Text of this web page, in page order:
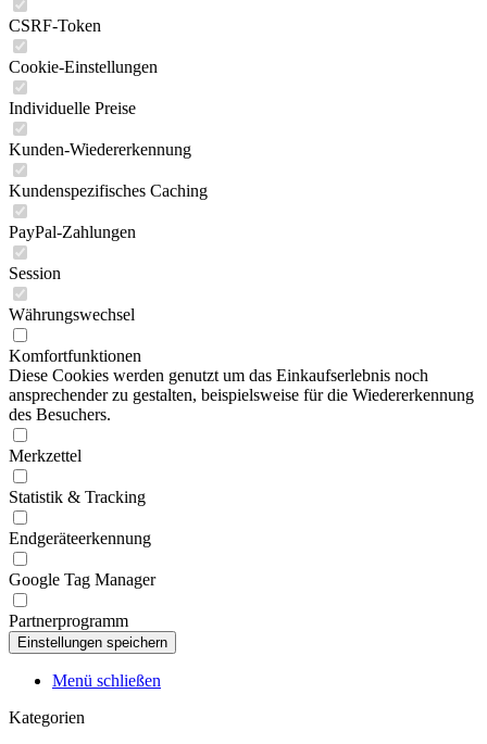
CSRF-Token
Cookie-Einstellungen
Individuelle Preise
Kunden-Wiedererkennung
Kundenspezifisches Caching
PayPal-Zahlungen
Session
Währungswechsel
Komfortfunktionen
Diese Cookies werden genutzt um das Einkaufserlebnis noch
ansprechender zu gestalten, beispielsweise für die Wiedererkennung
des Besuchers.
Merkzettel
Statistik & Tracking
Endgeräteerkennung
Google Tag Manager
Partnerprogramm
Menü schließen
Kategorien